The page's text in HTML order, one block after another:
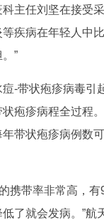
任刘坚在接受
疾病在年轻人中
”
带状疱疹病毒引
疱疹病程全过程
带状疱疹病例数
带率非常高，有
了就会发病。”